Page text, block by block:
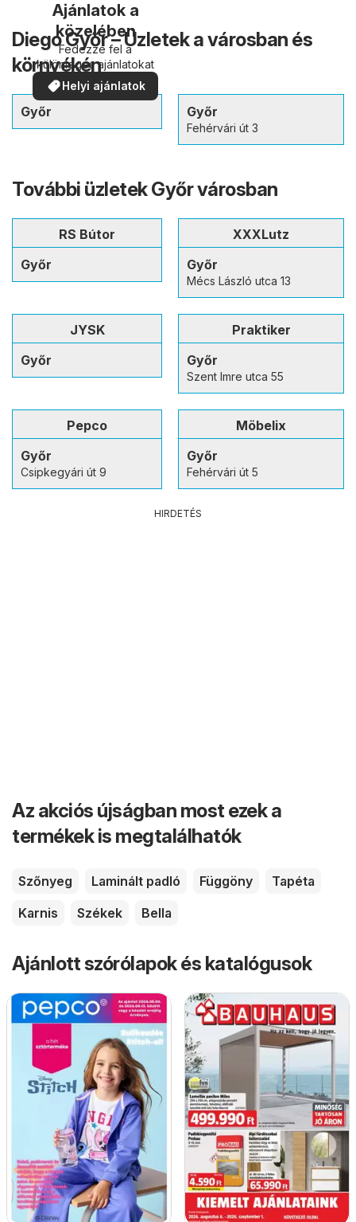
Ajánlatok a
közelében
Fedezze fel a
különleges ajánlatokat
Helyi ajánlatok
Diego Győr – Üzletek a városban és
környékén
Győr Győr
Fehérvári út 3
További üzletek Győr városban
RS Bútor
Győr
XXXLutz
Győr
Mécs László utca 13
JYSK
Győr
Praktiker
Győr
Szent Imre utca 55
Pepco
Győr
Csipkegyári út 9
Möbelix
Győr
Fehérvári út 5
HIRDETÉS
Az akciós újságban most ezek a
termékek is megtalálhatók
Szőnyeg Laminált padló Függöny
Tapéta
Karnis
Székek Bella
Ajánlott szórólapok és katalógusok